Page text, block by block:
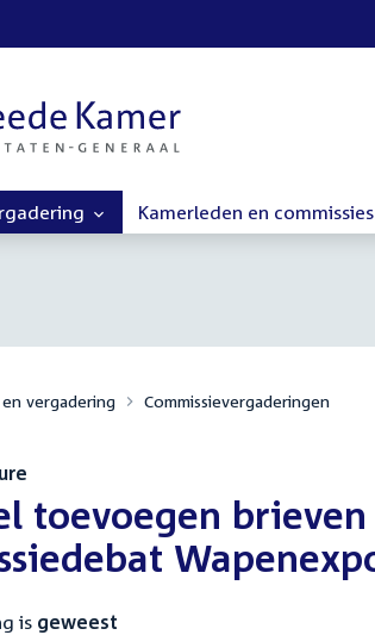
Kamerleden en commissies
vergadering Commissievergaderingen
toevoegen
is geweest